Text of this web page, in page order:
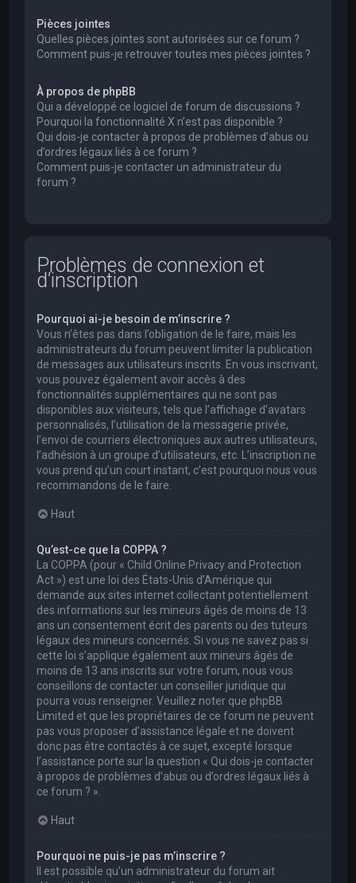
Pièces jointes
Quelles pièces jointes sont autorisées sur ce forum ?
Comment puis-je retrouver toutes mes pièces jointes ?
À propos de phpBB
Qui a développé ce logiciel de forum de discussions ?
Pourquoi la fonctionnalité X n’est pas disponible ?
Qui dois-je contacter à propos de problèmes d’abus ou
d’ordres légaux liés à ce forum ?
Comment puis-je contacter un administrateur du
forum ?
Problèmes de connexion et
d’inscription
Pourquoi ai-je besoin de m’inscrire ?
Vous n’êtes pas dans l’obligation de le faire, mais les
administrateurs du forum peuvent limiter la publication
de messages aux utilisateurs inscrits. En vous inscrivant,
vous pouvez également avoir accès à des
fonctionnalités supplémentaires qui ne sont pas
disponibles aux visiteurs, tels que l’affichage d’avatars
personnalisés, l’utilisation de la messagerie privée,
l’envoi de courriers électroniques aux autres utilisateurs,
l’adhésion à un groupe d’utilisateurs, etc. L’inscription ne
vous prend qu’un court instant, c’est pourquoi nous vous
recommandons de le faire.
Haut
Qu’est-ce que la COPPA ?
La COPPA (pour « Child Online Privacy and Protection
Act ») est une loi des États-Unis d’Amérique qui
demande aux sites internet collectant potentiellement
des informations sur les mineurs âgés de moins de 13
ans un consentement écrit des parents ou des tuteurs
légaux des mineurs concernés. Si vous ne savez pas si
cette loi s’applique également aux mineurs âgés de
moins de 13 ans inscrits sur votre forum, nous vous
conseillons de contacter un conseiller juridique qui
pourra vous renseigner. Veuillez noter que phpBB
Limited et que les propriétaires de ce forum ne peuvent
pas vous proposer d’assistance légale et ne doivent
donc pas être contactés à ce sujet, excepté lorsque
l’assistance porte sur la question « Qui dois-je contacter
à propos de problèmes d’abus ou d’ordres légaux liés à
ce forum ? ».
Haut
Pourquoi ne puis-je pas m’inscrire ?
Il est possible qu’un administrateur du forum ait